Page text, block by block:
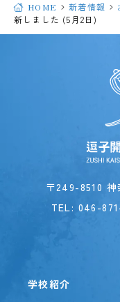
HOME 新着情報
新しました (5月2日)
〒249-8510 神
TEL: 046-
学校紹介